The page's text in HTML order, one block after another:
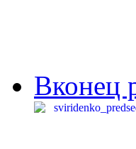
Вконец